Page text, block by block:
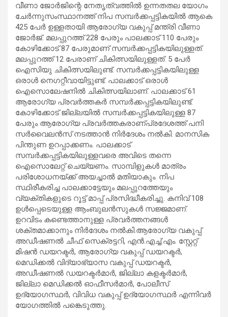
വീണാ ജോർജിന്റെ നേതൃത്വത്തിൽ ഉന്നതതല യോഗം
ചേർന്നുസംസ്ഥാനത്ത് നിപ സമ്പർക്കപ്പട്ടികയിൽ ആകെ
425 പേർ ഉള്ളതായി ആരോഗ്യ വകുപ്പ് മന്ത്രി വീണാ
ജോർജ്. മലപ്പുറത്ത് 228 പേരും പാലക്കാട് 110 പേരും
കോഴിക്കോട് 87 പേരുമാണ് സമ്പർക്കപ്പട്ടികയിലുള്ളത്.
മലപ്പുറത്ത് 12 പേരാണ് ചികിത്സയിലുള്ളത്. 5 പേർ
ഐസിയു ചികിത്സയിലുണ്ട്. സമ്പർക്കപ്പട്ടികയിലുള്ള
ഒരാൾ നെഗറ്റീവായിട്ടുണ്ട്. പാലക്കാട് ഒരാൾ
ഐസൊലേഷനിൽ ചികിത്സയിലാണ്. പാലക്കാട് 61
ആരോഗ്യ പ്രവർത്തകർ സമ്പർക്കപ്പട്ടികയിലുണ്ട്.
കോഴിക്കോട് ജില്ലയിൽ സമ്പർക്കപ്പട്ടികയിലുള്ള 87
പേരും ആരോഗ്യ പ്രവർത്തകരാണ്പ്രദേശത്ത് പനി
സർവൈലൻസ് നടത്താൻ നിർദേശം നൽകി. മാനസിക
പിന്തുണ ഉറപ്പാക്കണം. പാലക്കാട്
സമ്പർക്കപ്പട്ടികയിലുള്ളവരെ അവിടെ തന്നെ
ഐസൊലേറ്റ് ചെയ്യണം. സാമ്പിളുകൾ മാത്രം
പരിശോധനയ്ക്ക് അയച്ചാൽ മതിയാകും. നിപ
സ്ഥിരീകരിച്ച പാലക്കാട്ടേയും മലപ്പുറത്തേയും
വ്യക്തികളുടെ റൂട്ട് മാപ്പ് പ്രസിദ്ധീകരിച്ചു. കനിവ് 108
ഉൾപ്പെടെയുള്ള ആംബുലൻസുകൾ സജ്ജമാണ്.
ഉറവിടം കണ്ടെത്താനുള്ള പ്രവർത്തനങ്ങൾ
ശക്തമാക്കാനും നിർദേശം നൽകി.ആരോഗ്യ വകുപ്പ്
അഡീഷണൽ ചീഫ് സെക്രട്ടറി, എൻ.എച്ച്.എം. സ്റ്റേറ്റ്
മിഷൻ ഡയറക്ടർ, ആരോഗ്യ വകുപ്പ് ഡയറക്ടർ,
മെഡിക്കൽ വിദ്യാഭ്യാസ വകുപ്പ് ഡയറക്ടർ,
അഡീഷണൽ ഡയറക്ടർമാർ, ജില്ലാ കളക്ടർമാർ,
ജില്ലാ മെഡിക്കൽ ഓഫീസർമാർ, പോലീസ്
ഉദ്യോഗസ്ഥർ, വിവിധ വകുപ്പ് ഉദ്യോഗസ്ഥർ എന്നിവർ
യോഗത്തിൽ പങ്കെടുത്തു.